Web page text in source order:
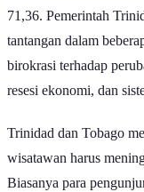
71,36. Pemerintah
tantangan dalam
birokrasi terhadap
resesi ekonomi, dan
Trinidad dan Tobago
wisatawan harus
Biasanya para